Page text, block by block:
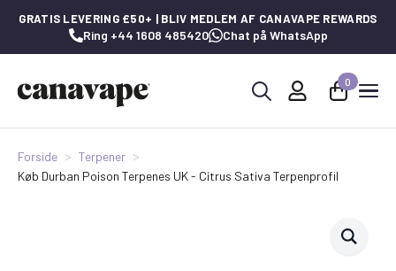
GRATIS LEVERING £50+ | BLIV MEDLEM AF CANAVAPE REWARDS
Ring +44 1608 485420 Chat på WhatsApp
0
Forside
Terpener
Køb Durban Poison Terpenes UK - Citrus Sativa Terpenprofil